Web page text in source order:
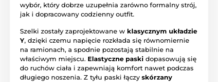
wybór, który dobrze uzupełnia zarówno formalny strój,
jak i dopracowany codzienny outfit.
Szelki zostały zaprojektowane w klasycznym układzie
Y, dzięki czemu napięcie rozkłada się równomiernie
na ramionach, a spodnie pozostają stabilnie na
właściwym miejscu. Elastyczne paski dopasowują się
do ruchów ciała i zapewniają komfort nawet podczas
długiego noszenia. Z tyłu paski łączy skórzany